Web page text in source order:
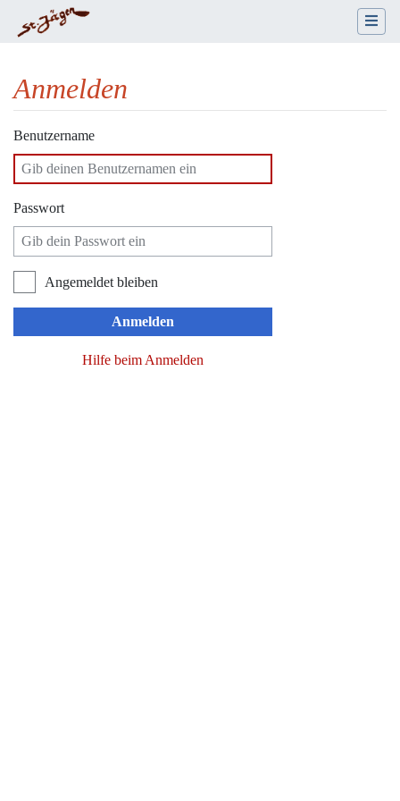
Anmelden
Wechseln zu:Navigation
Benutzername
Passwort
Angemeldet bleiben
Anmelden
Hilfe beim Anmelden